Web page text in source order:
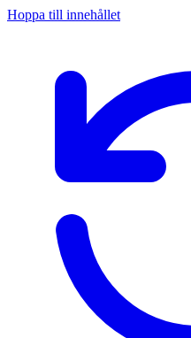
Hoppa till innehållet